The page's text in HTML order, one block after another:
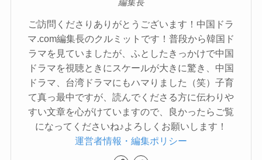
編集長
ご訪問くださりありがとうございます！中国ドラ
マ.com編集長のクルミットです！普段から韓国ド
ラマを見ていましたが、ふとしたきっかけで中国
ドラマを視聴ときにスケールが大きに驚き、中国
ドラマ、台湾ドラマにもハマりました（笑）子育
て真っ最中ですが、読んでくださる方に伝わりや
すい文章を心がけていますので、良かったらご覧
になってくださいね♪よろしくお願いします！
運営者情報・編集ポリシー